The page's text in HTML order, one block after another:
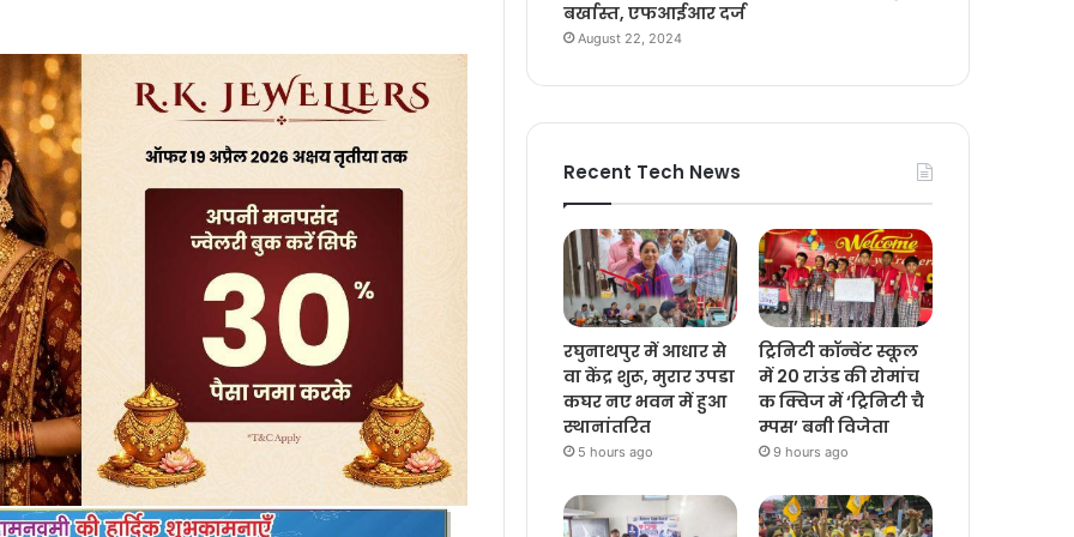
बर्खास्त, एफआईआर दर्ज
August 22, 2024
Recent Tech News
रघुनाथपुर में आधार से
वा केंद्र शुरू, मुरार उपडा
कघर नए भवन में हुआ
स्थानांतरित
5 hours ago
ट्रिनिटी कॉन्वेंट स्कूल
में 20 राउंड की रोमांच
क क्विज में ‘ट्रिनिटी चै
म्पस’ बनी विजेता
9 hours ago